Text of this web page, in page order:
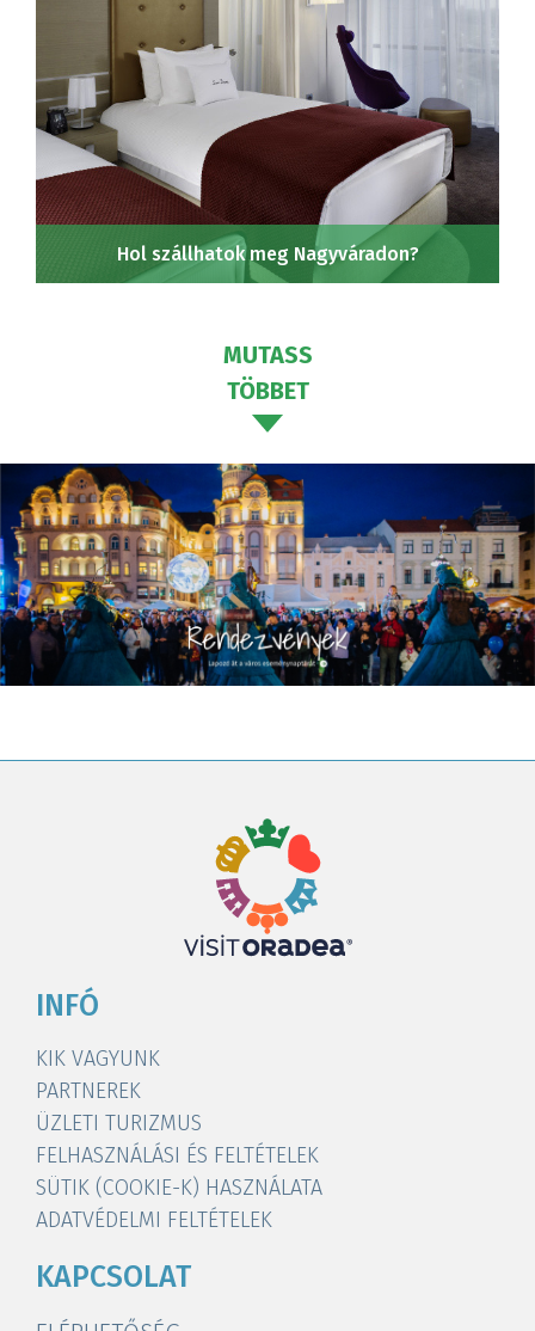
Hol szállhatok meg Nagyváradon?
MUTASS
TÖBBET
INFÓ
KIK VAGYUNK
PARTNEREK
ÜZLETI TURIZMUS
FELHASZNÁLÁSI ÉS FELTÉTELEK
SÜTIK (COOKIE-K) HASZNÁLATA
ADATVÉDELMI FELTÉTELEK
KAPCSOLAT